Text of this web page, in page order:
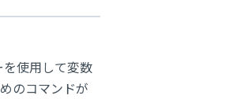
使用して変数
のコマンドが